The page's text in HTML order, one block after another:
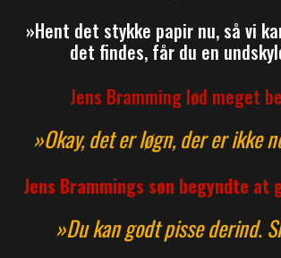
»Hent det stykke papir nu, så vi
det findes, får du en
Jens Bramming lød meget
»Okay, det er løgn, der er ikke
Jens Brammings søn begyndte at
»Du kan godt pisse derind.